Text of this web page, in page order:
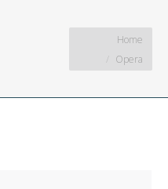
You are here:
Home
Opera